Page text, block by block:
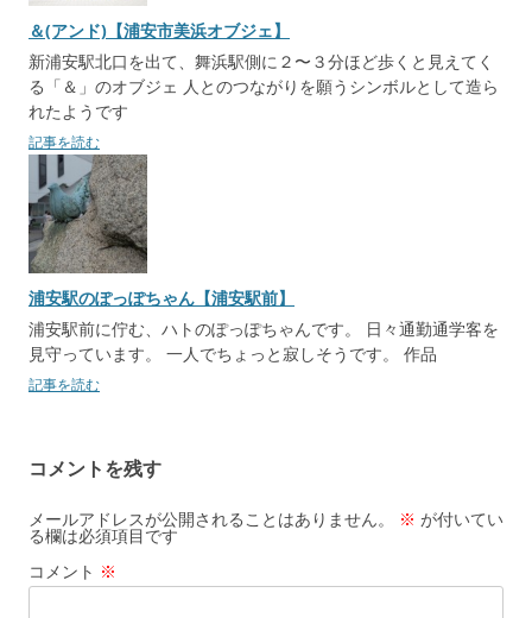
＆(アンド)【浦安市美浜オブジェ】
新浦安駅北口を出て、舞浜駅側に２〜３分ほど歩くと見えてく
る「＆」のオブジェ 人とのつながりを願うシンボルとして造ら
れたようです
記事を読む
浦安駅のぽっぽちゃん【浦安駅前】
浦安駅前に佇む、ハトのぽっぽちゃんです。 日々通勤通学客を
見守っています。 一人でちょっと寂しそうです。 作品
記事を読む
コメントを残す
メールアドレスが公開されることはありません。 ※ が付いてい
る欄は必須項目です
コメント ※